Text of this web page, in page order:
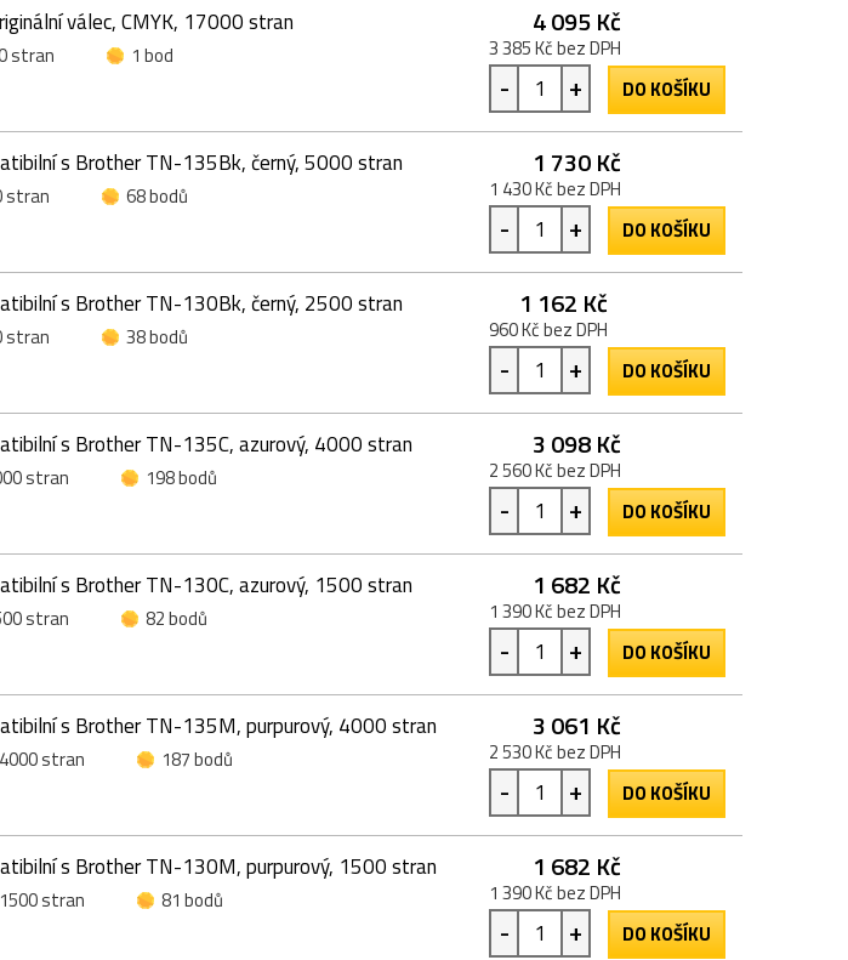
válec, CMYK, 17000 stran
stran
1 bod
4 095 Kč
3 385 Kč bez DPH
- + DO KOŠÍKU
s Brother TN-135Bk, černý, 5000 stran
stran
68 bodů
1 730 Kč
1 430 Kč bez DPH
- + DO KOŠÍKU
s Brother TN-130Bk, černý, 2500 stran
stran
38 bodů
1 162 Kč
960 Kč bez DPH
- + DO KOŠÍKU
s Brother TN-135C, azurový, 4000 stran
stran
198 bodů
3 098 Kč
2 560 Kč bez DPH
- + DO KOŠÍKU
s Brother TN-130C, azurový, 1500 stran
stran
82 bodů
1 682 Kč
1 390 Kč bez DPH
- + DO KOŠÍKU
s Brother TN-135M, purpurový, 4000 stran
4000 stran
187 bodů
3 061 Kč
2 530 Kč bez DPH
- + DO KOŠÍKU
s Brother TN-130M, purpurový, 1500 stran
1500 stran
81 bodů
1 682 Kč
1 390 Kč bez DPH
- + DO KOŠÍKU